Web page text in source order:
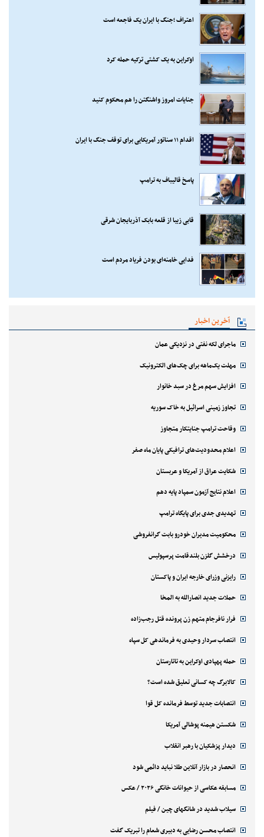
اعتراف ؛جنگ با ایران یک فاجعه است
اوکراین به یک کشتی ترکیه حمله کرد
جنایات امروز واشنگتن را هم محکوم کنید
اقدام ۱۱ سناتور آمریکایی برای توقف جنگ با ایران
پاسخ قالیباف به ترامپ
قابی زیبا از قلعه بابک آذربایجان شرقی
فدایی خامنه‌ای بودن فریاد مردم است
آخرین اخبار
ماجرای لکه نفتی در نزدیکی عمان
مهلت یک‌ماهه برای چک‌های الکترونیک
افزایش سهم مرغ در سبد خانوار
تجاوز زمینی اسرائیل به خاک سوریه
وقاحت ترامپ جنایتکار متجاوز
اعلام محدودیت‌های ترافیکی پایان ماه صفر
شکایت عراق از آمریکا و عربستان
اعلام نتایج آزمون سمپاد پایه دهم
تهدیدی جدی برای پایگاه ترامپ
محکومیت مدیران خودرو بابت گرانفروشی
درخشش گلزن بلندقامت پرسپولیس
رایزنی وزرای خارجه ایران و پاکستان
حملات جدید انصارالله به المخا
فرار نافرجام متهم زن پرونده قتل رجب‌زاده
انتصاب سردار وحیدی به فرماندهی کل سپاه
حمله پهپادی اوکراین به تاتارستان
کالابرگ چه کسانی تعلیق شده است؟
انتصابات جدید توسط فرمانده کل قوا
شکستن هیمنه پوشالی آمریکا
دیدار پزشکیان با رهبر انقلاب
انحصار در بازار آنلاین طلا نباید دائمی شود
مسابقه عکاسی از حیوانات خانگی ۲۰۲۶ / عکس
سیلاب شدید در شانگهای چین / فیلم
انتصاب محسن رضایی به دبیری شعام را تبریک گفت